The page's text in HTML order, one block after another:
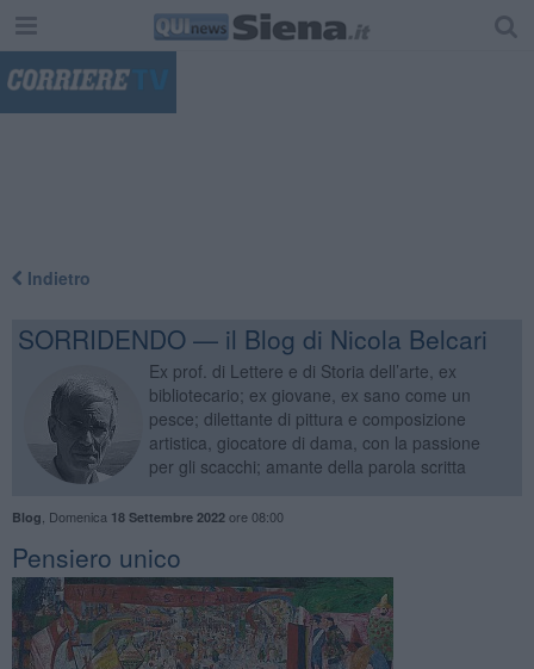
Indietro
SORRIDENDO — il Blog di Nicola Belcari
Ex prof. di Lettere e di Storia dell’arte, ex
bibliotecario; ex giovane, ex sano come un
pesce; dilettante di pittura e composizione
artistica, giocatore di dama, con la passione
per gli scacchi; amante della parola scritta
Blog Domenica 18 Settembre 2022ore 08:00
Pensiero unico